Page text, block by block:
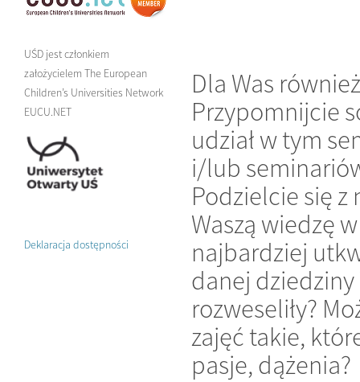
UŚD jest członkiem
założycielem The European
Children’s Universities Network
EUCU.NET
Deklaracja dostępności
Dla Was
Przypomnijcie
udział w tym
i/lub
Podzielcie się
Waszą wiedzę
najbardziej
danej dziedziny
rozweseliły?
zajęć takie,
pasje, dążenia?